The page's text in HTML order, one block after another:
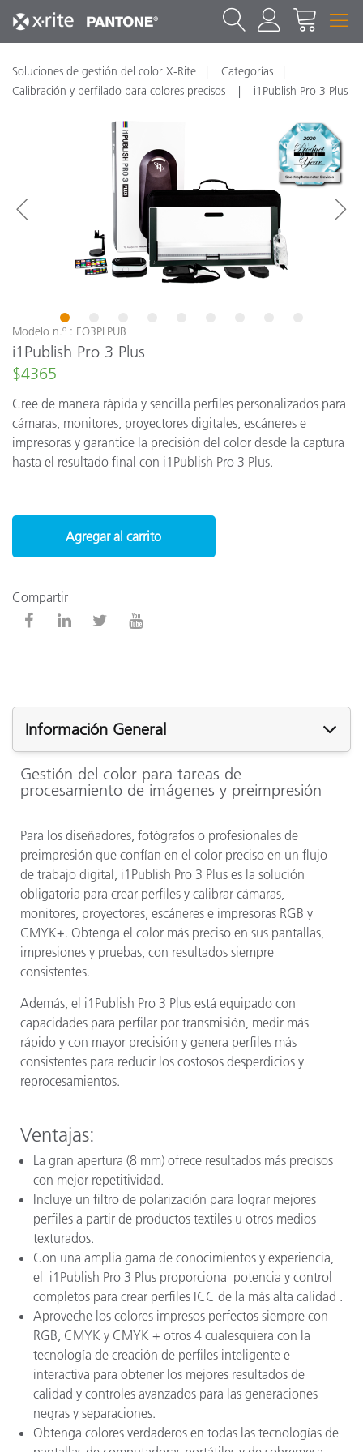
Soluciones de gestión del color X-Rite
Categorías
Calibración y perfilado para colores precisos
i1Publish Pro 3 Plus
1 2 3
Modelo n.º : EO3PLPUB
i1Publish Pro 3 Plus
$4365
Cree de manera rápida y sencilla perfiles personalizados para
cámaras, monitores, proyectores digitales, escáneres e
impresoras y garantice la precisión del color desde la captura
hasta el resultado final con i1Publish Pro 3 Plus.
Agregar al carrito
Compartir
Información General
Gestión del color para tareas de
procesamiento de imágenes y preimpresión
Para los diseñadores, fotógrafos o profesionales de
preimpresión que confían en el color preciso en un flujo
de trabajo digital, i1Publish Pro 3 Plus es la solución
obligatoria para crear perfiles y calibrar cámaras,
monitores, proyectores, escáneres e impresoras RGB y
CMYK+. Obtenga el color más preciso en sus pantallas,
impresiones y pruebas, con resultados siempre
consistentes.
Además, el i1Publish Pro 3 Plus está equipado con
capacidades para perfilar por transmisión, medir más
rápido y con mayor precisión y genera perfiles más
consistentes para reducir los costosos desperdicios y
reprocesamientos.
Ventajas:
La gran apertura (8 mm) ofrece resultados más precisos
con mejor repetitividad.
Incluye un filtro de polarización para lograr mejores
perfiles a partir de productos textiles u otros medios
texturados.
Con una amplia gama de conocimientos y experiencia,
el i1Publish Pro 3 Plus proporciona potencia y control
completos para crear perfiles ICC de la más alta calidad .
Aproveche los colores impresos perfectos siempre con
RGB, CMYK y CMYK + otros 4 cualesquiera con la
tecnología de creación de perfiles inteligente e
interactiva para obtener los mejores resultados de
calidad y controles avanzados para las generaciones
negras y separaciones.
Obtenga colores verdaderos en todas las tecnologías de